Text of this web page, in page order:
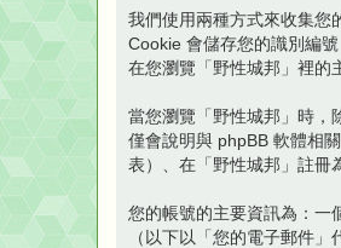
我們使用兩種方式來收集您
Cookie 會儲存您的識別編
在您瀏覽「野性城邦」裡的
當您瀏覽「野性城邦」時，
僅會說明與 phpBB 軟體相
表）、在「野性城邦」註冊
您的帳號的主要資訊為：一
（以下以「您的電子郵件